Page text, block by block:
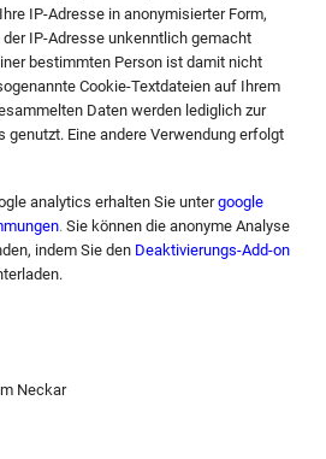
IP-Adresse in anonymisierter Form,
IP-Adresse unkenntlich gemacht
bestimmten Person ist damit nicht
Cookie-Textdateien auf Ihrem
Daten werden lediglich zur
genutzt. Eine andere Verwendung erfolgt
analytics erhalten Sie unter google
. Sie können die anonyme Analyse
indem Sie den Deaktivierungs-Add-on
Neckar